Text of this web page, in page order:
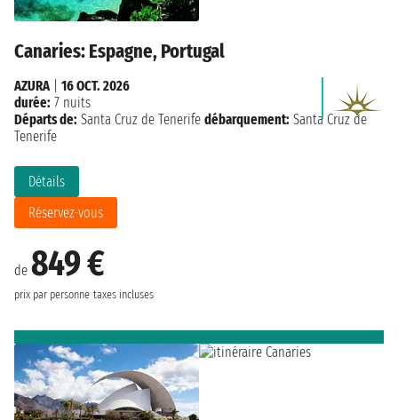
Canaries: Espagne, Portugal
de 849 €
prix par personne taxes incluses
Détails
Réservez-vous
AZURA
16 OCT. 2026
durée: 7 nuits
Départs de: Santa Cruz de Tenerife débarquement: Santa Cruz de
Tenerife